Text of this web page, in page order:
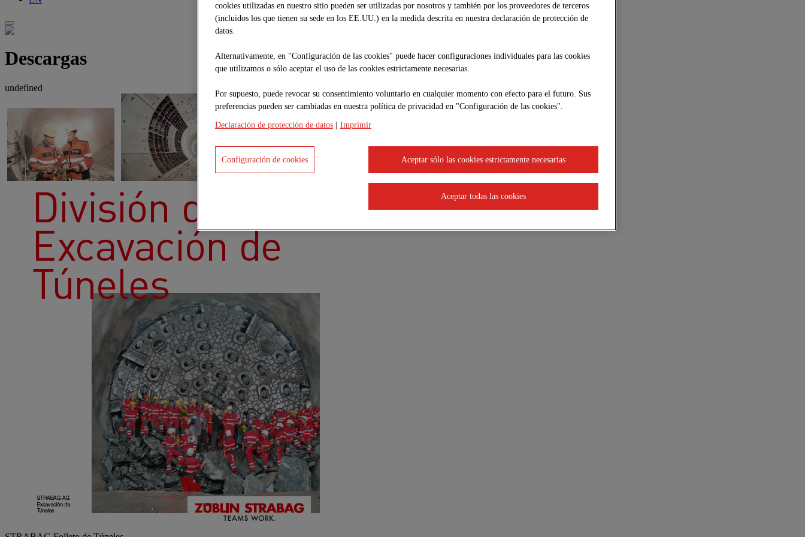
Descargas
undefined
cookies utilizadas en nuestro sitio pueden ser utilizadas por nosotros y también por los proveedores de terceros
(incluidos los que tienen su sede en los EE.UU.) en la medida descrita en nuestra declaración de protección de
datos.
Alternativamente, en "Configuración de las cookies" puede hacer configuraciones individuales para las cookies
que utilizamos o sólo aceptar el uso de las cookies estrictamente necesarias.
Por supuesto, puede revocar su consentimiento voluntario en cualquier momento con efecto para el futuro. Sus
preferencias pueden ser cambiadas en nuestra política de privacidad en "Configuración de las cookies".
Declaración de protección de datos Imprimir
Aceptar sólo las cookies estrictamente necesarias
Aceptar todas las cookies
Configuración de cookies